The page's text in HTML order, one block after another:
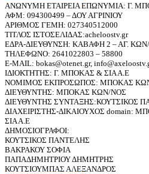
ΑΝΩΝΥΜΗ ΕΤΑΙΡΕΙΑ ΕΠΩΝΥΜΙΑ: Γ.
ΑΦΜ: 094300499 – ΔΟΥ ΑΓΡΙΝΙΟΥ
ΑΡΙΘΜΟΣ ΓΕΜΗ: 027340512000
ΤΙΤΛΟΣ ΙΣΤΟΣΕΛΙΔΑΣ:acheloostv.gr
ΕΔΡΑ-ΔΙΕΥΘΥΝΣΗ: ΚΑΒΑΦΗ 2 – ΑΓ. ΚΩΝ/
ΤΗΛΕΦΩΝΟ: 2641022803 – 58800
E-MAIL: bokas@otenet.gr,
ΙΔΙΟΚΤΗΤΗΣ: Γ. ΜΠΟΚΑΣ & ΣΙΑ Α.Ε
ΝΟΜΙΜΟΣ ΕΚΠΡΟΣΩΠΟΣ: ΜΠΟΚΑΣ
ΔΙΕΥΘΥΝΤΗΣ: ΜΠΟΚΑΣ ΚΩΝ/ΝΟΣ
ΔΙΕΥΘΥΝΤΗΣ ΣΥΝΤΑΞΗΣ:ΚΟΥΤΣΙΚΟΣ
ΔΙΑΧΕΙΡΙΣΤΗΣ-ΔΙΚΑΙΟΥΧΟΣ domain:
ΣΙΑ Α.Ε
ΔΗΜΟΣΙΟΓΡΑΦΟΙ:
ΚΟΥΤΣΙΚΟΣ ΠΑΝΤΕΛΗΣ
ΒΑΚΡΑΚΟΥ ΣΟΦΙΑ
ΠΑΠΑΔΗΜΗΤΡΙΟΥ ΔΗΜΗΤΡΗΣ
ΚΟΥΤΣΙΟΥΜΠΑΣ ΑΛΕΞΑΝΔΡΟΣ